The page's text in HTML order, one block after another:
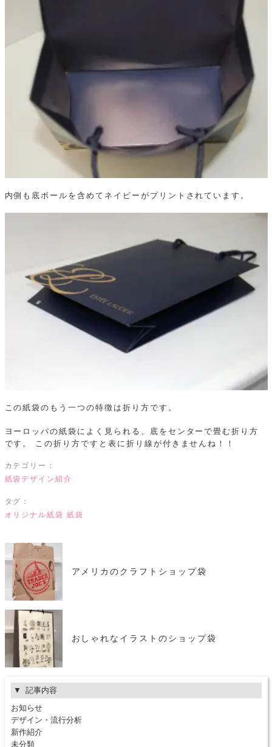
内側も底ボールを含めてネイビーがプリントされています。
この紙袋のもう一つの特徴は折り方です。
ヨーロッパの紙袋によく見られる、底をセンターで畳む折り方
です。
この折り方ですと表に折り線が付きませんね！！
カテゴリー：
紙袋デザイン紹介
タグ：
オリジナル紙袋 紙袋
アメリカのクラフトショップ袋
おしゃれなイラストのショップ袋
記事内容
お知らせ
デザイン・流行分析
新作紹介
未分類